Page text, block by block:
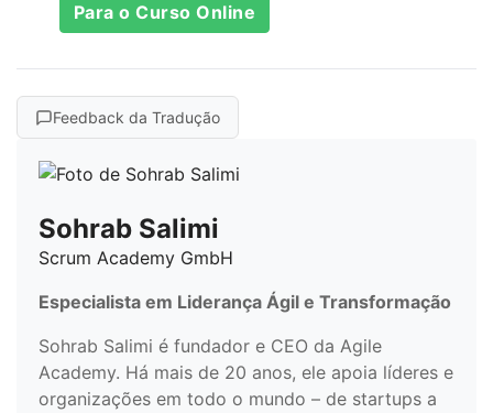
Para o Curso Online
Feedback da Tradução
Sohrab Salimi
Scrum Academy GmbH
Especialista em Liderança Ágil e Transformação
Sohrab Salimi é fundador e CEO da Agile
Academy. Há mais de 20 anos, ele apoia líderes e
organizações em todo o mundo – de startups a